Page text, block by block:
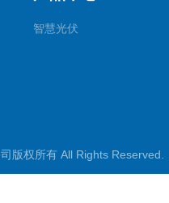
智慧光伏
司版权所有 All Rights